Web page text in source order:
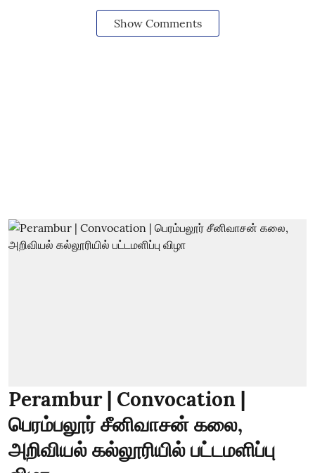
Show Comments
Perambur | Convocation |
பெரம்பலூர் சீனிவாசன் கலை,
அறிவியல் கல்லூரியில் பட்டமளிப்பு